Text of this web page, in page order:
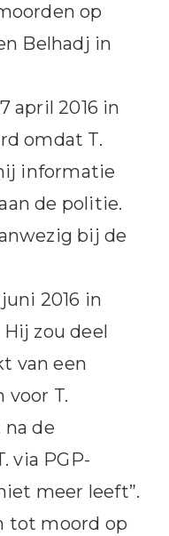
op
Belhadj in
april 2016 in
omdat T.
informatie
de politie.
bij de
2016 in
zou deel
van een
voor T.
de
via PGP-
meer leeft”.
tot moord op